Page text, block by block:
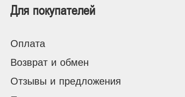
Для покупателей
Оплата
Возврат и обмен
Отзывы и предложения